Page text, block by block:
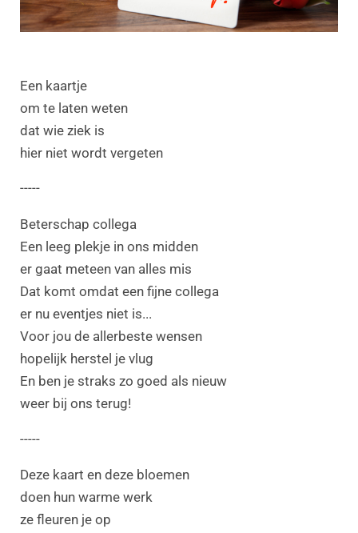
Een kaartje
om te laten weten
dat wie ziek is
hier niet wordt vergeten
-----
Beterschap collega
Een leeg plekje in ons midden
er gaat meteen van alles mis
Dat komt omdat een fijne collega
er nu eventjes niet is...
Voor jou de allerbeste wensen
hopelijk herstel je vlug
En ben je straks zo goed als nieuw
weer bij ons terug!
-----
Deze kaart en deze bloemen
doen hun warme werk
ze fleuren je op